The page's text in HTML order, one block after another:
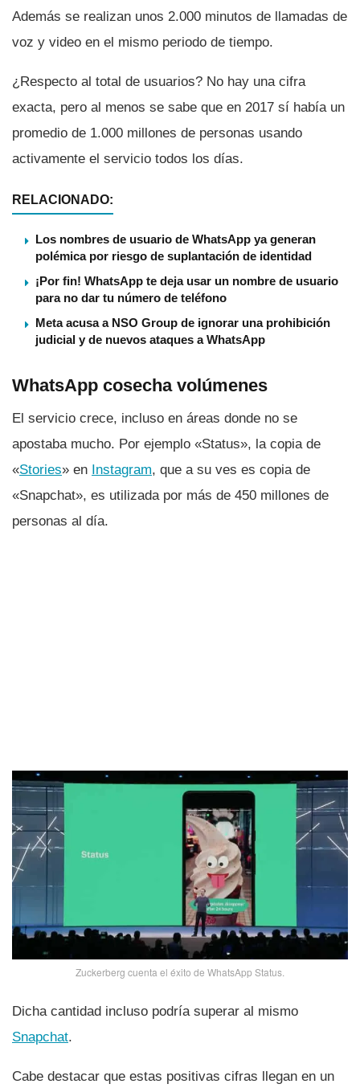
Además se realizan unos 2.000 minutos de llamadas de
voz y video en el mismo periodo de tiempo.
¿Respecto al total de usuarios? No hay una cifra
exacta, pero al menos se sabe que en 2017 sí­ habí­a un
promedio de 1.000 millones de personas usando
activamente el servicio todos los dí­as.
RELACIONADO:
Los nombres de usuario de WhatsApp ya generan
polémica por riesgo de suplantación de identidad
¡Por fin! WhatsApp te deja usar un nombre de usuario
para no dar tu número de teléfono
Meta acusa a NSO Group de ignorar una prohibición
judicial y de nuevos ataques a WhatsApp
WhatsApp cosecha volúmenes
El servicio crece, incluso en áreas donde no se
apostaba mucho. Por ejemplo «Status», la copia de
«Stories» en Instagram, que a su ves es copia de
«Snapchat», es utilizada por más de 450 millones de
personas al dí­a.
Zuckerberg cuenta el éxito de WhatsApp Status.
Dicha cantidad incluso podrí­a superar al mismo
Snapchat.
Cabe destacar que estas positivas cifras llegan en un